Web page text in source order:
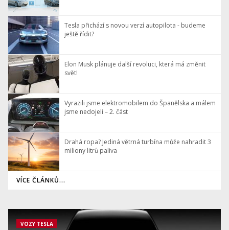
Tesla přichází s novou verzí autopilota - budeme
ještě řídit?
Elon Musk plánuje další revoluci, která má změnit
svět!
Vyrazili jsme elektromobilem do Španělska a málem
jsme nedojeli – 2. část
Drahá ropa? Jediná větrná turbína může nahradit 3
miliony litrů paliva
VÍCE ČLÁNKŮ...
VOZY TESLA